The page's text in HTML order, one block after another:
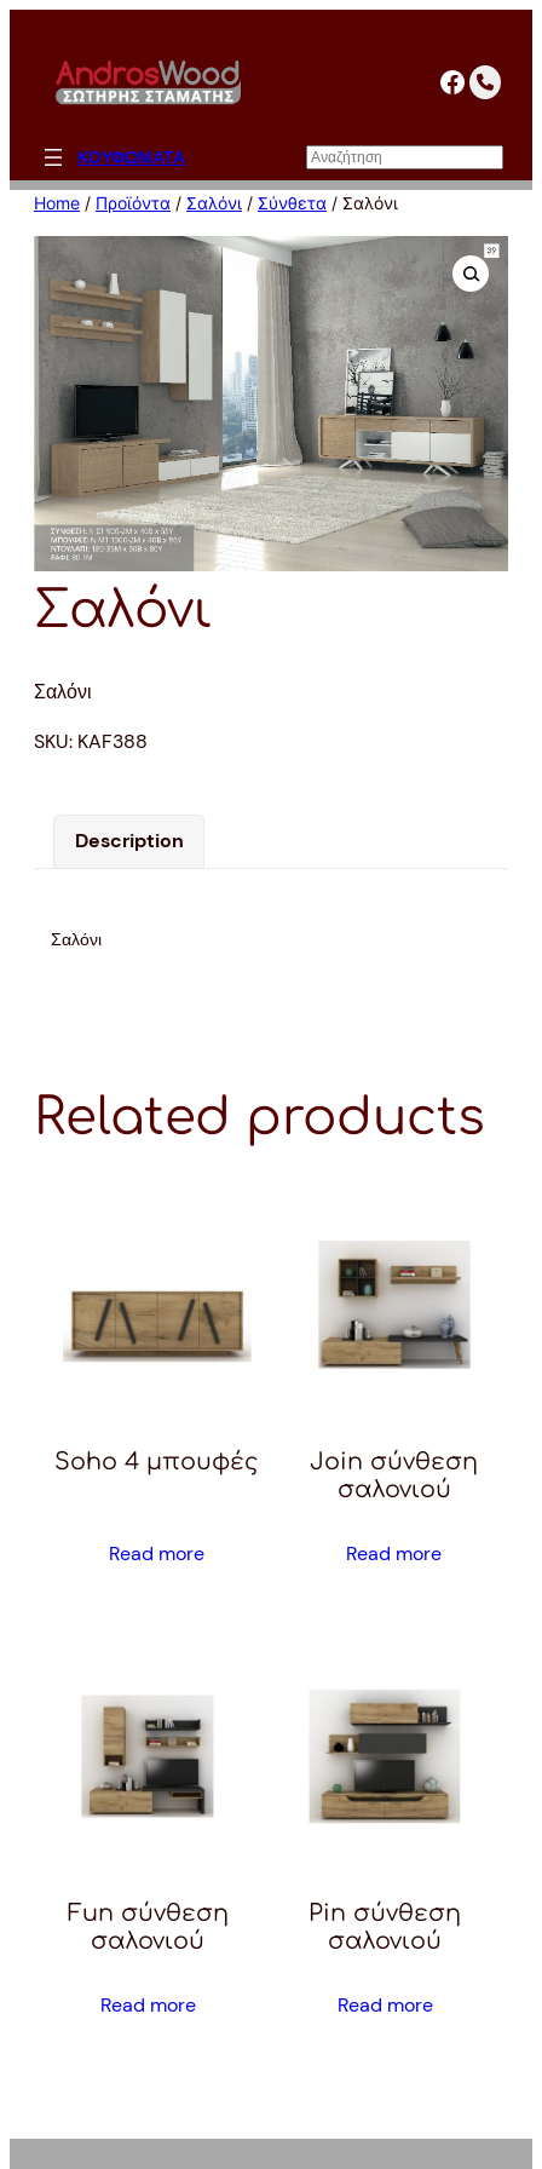
περιεχόμενο
ΚΟΥΦΩΜΑΤΑ Αναζήτηση
Home / Προϊόντα / Σαλόνι / Σύνθετα / Σαλόνι
Σαλόνι
Σαλόνι
SKU: KAF388
Description
Σαλόνι
Related products
Soho 4 μπουφές
Read more
Join σύνθεση
σαλονιού
Read more
Fun σύνθεση
σαλονιού
Read more
Pin σύνθεση
σαλονιού
Read more